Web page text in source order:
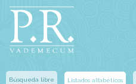
Búsqueda libre Listados alfabéticos